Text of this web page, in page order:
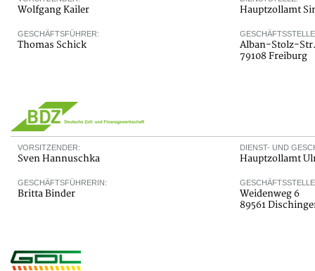
Wolfgang Kailer Hauptzollamt
GESCHÄFTSFÜHRER:
Thomas Schick
Alban-Stolz-
79108 Freiburg
VORSITZENDER:
Sven Hannuschka
DIENST- UND
Hauptzollamt
GESCHÄFTSFÜHRERIN:
Britta Binder
Weidenweg 6
89561